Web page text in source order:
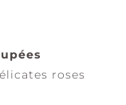
roses